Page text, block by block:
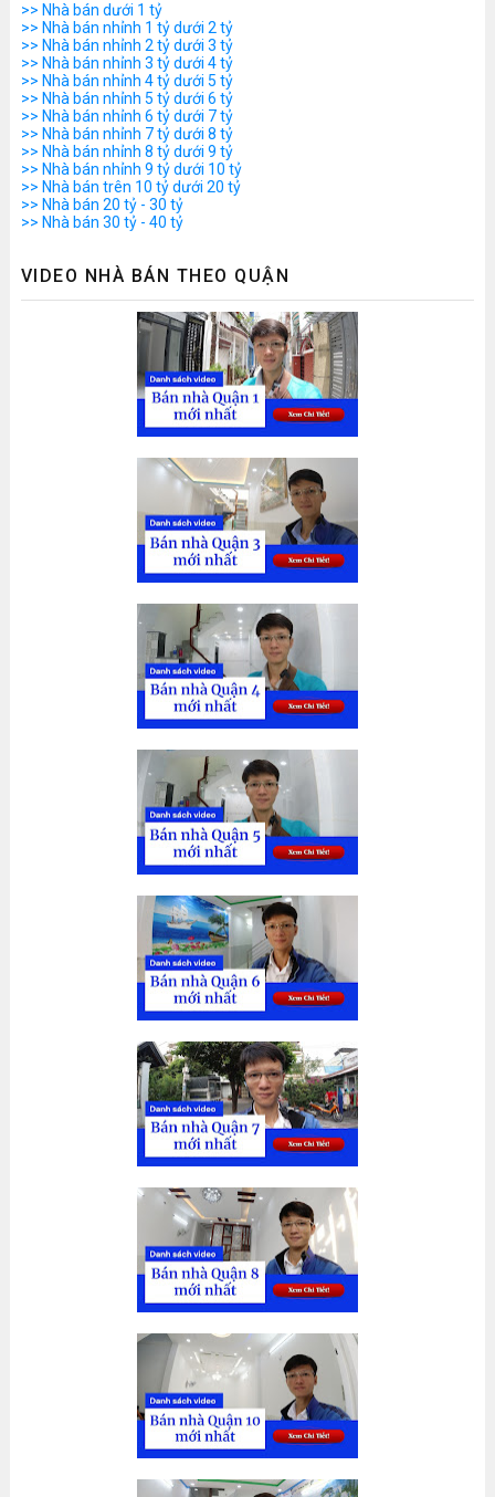
>> Nhà bán dưới 1 tỷ
>> Nhà bán nhỉnh 1 tỷ dưới 2 tỷ
>> Nhà bán nhỉnh 2 tỷ dưới 3 tỷ
>> Nhà bán nhỉnh 3 tỷ dưới 4 tỷ
>> Nhà bán nhỉnh 4 tỷ dưới 5 tỷ
>> Nhà bán nhỉnh 5 tỷ dưới 6 tỷ
>> Nhà bán nhỉnh 6 tỷ dưới 7 tỷ
>> Nhà bán nhỉnh 7 tỷ dưới 8 tỷ
>> Nhà bán nhỉnh 8 tỷ dưới 9 tỷ
>> Nhà bán nhỉnh 9 tỷ dưới 10 tỷ
>> Nhà bán trên 10 tỷ dưới 20 tỷ
>> Nhà bán 20 tỷ - 30 tỷ
>> Nhà bán 30 tỷ - 40 tỷ
VIDEO NHÀ BÁN THEO QUẬN